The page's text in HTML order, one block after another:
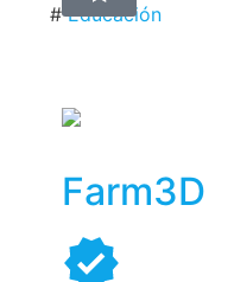
#Educación
Farm3D